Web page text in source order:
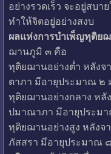
อย่างรวดเร็ว จะอยู่สบ
ทำให้จิตอยู่อย่างสงบ
ผลแห่งการบำเพ็ญทุติย
ฌานภูมิ ๓ คือ
ทุติยฌานอย่างต่ำ หลังจ
ตาภา มีอายุประมาณ ๒
ทุติยฌานอย่างกลาง หลั
ปมาณาภา มีอายุประม
ทุติยฌานอย่างสูง หลังจ
ภัสสรา มีอายุประมาณ